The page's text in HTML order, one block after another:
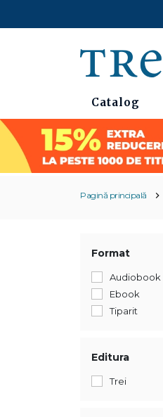
Catalog
Pagină principală
Format
Audiobook
Ebook
Tiparit
Editura
Trei